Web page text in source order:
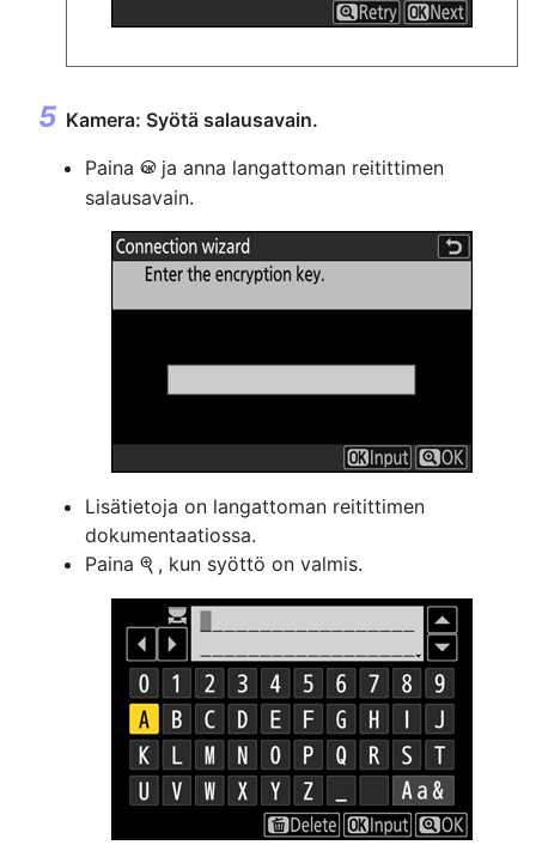
Kamera: Syötä salausavain.
Paina J ja anna langattoman reitittimen
salausavain.
Lisätietoja on langattoman reitittimen
dokumentaatiossa.
Paina X , kun syöttö on valmis.